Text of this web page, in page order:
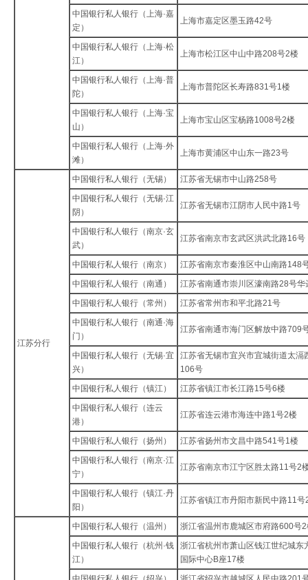
中国银行私人银行（上海·嘉
定）
上海市嘉定区墨玉路42号
中国银行私人银行（上海·松
江）
上海市松江区中山中路208号2楼
中国银行私人银行（上海·普
陀）
上海市普陀区长寿路831号1楼
中国银行私人银行（上海·宝
山）
上海市宝山区宝杨路1008号2楼
中国银行私人银行（上海·外
滩）
上海市黄浦区中山东一路23号
江苏分行
中国银行私人银行（无锡）
江苏省无锡市中山路258号
中国银行私人银行（无锡·江
阴）
江苏省无锡市江阴市人民中路1号
中国银行私人银行（南京·玄
武）
江苏省南京市玄武区洪武北路16号
中国银行私人银行（南京）
江苏省南京市秦淮区中山南路148
中国银行私人银行（南通）
江苏省南通市崇川区濠南路28号华
中国银行私人银行（常州）
江苏省常州市和平北路21号
中国银行私人银行（南通·海
门）
江苏省南通市海门区解放中路709
中国银行私人银行（无锡·宜
兴）
江苏省无锡市宜兴市宜城街道太滆
106号
中国银行私人银行（镇江）
江苏省镇江市长江路15号6楼
中国银行私人银行（连云
港）
江苏省连云港市海连中路1号2楼
中国银行私人银行（扬州）
江苏省扬州市文昌中路541号1楼
中国银行私人银行（南京·江
宁）
江苏省南京市江宁区胜太路11号2
中国银行私人银行（镇江·丹
阳）
江苏省镇江市丹阳市新民中路11号
中国银行私人银行（温州）
浙江省温州市鹿城区市府路600号
中国银行私人银行（杭州·钱
江）
浙江省杭州市萧山区钱江世纪城东
国际中心B座17楼